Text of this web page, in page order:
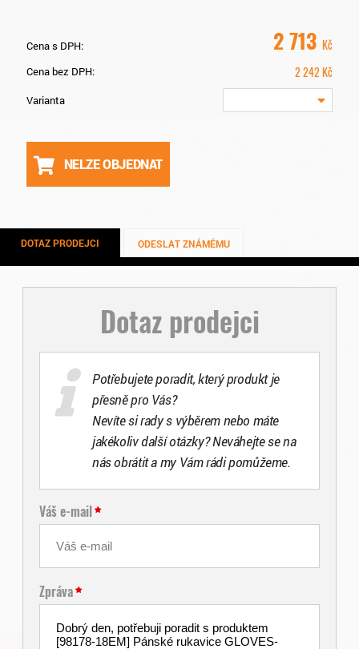
Cena s DPH: 2 713 Kč
Cena bez DPH: 2 242Kč
Varianta
NELZE OBJEDNAT
DOTAZ PRODEJCI ODESLAT ZNÁMÉMU
Dotaz prodejci
Potřebujete poradit, který produkt je
přesně pro Vás?
Nevíte si rady s výběrem nebo máte
jakékoliv další otázky? Neváhejte se na
nás obrátit a my Vám rádi pomůžeme.
Váš e-mail
Zpráva